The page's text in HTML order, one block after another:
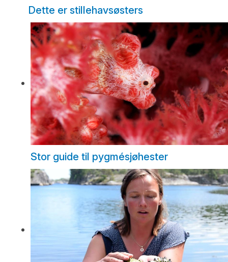
Dette er stillehavsøsters
Stor guide til pygmésjøhester